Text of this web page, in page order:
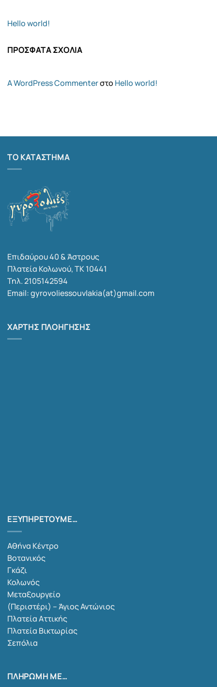
Hello world!
ΠΡΌΣΦΑΤΑ ΣΧΌΛΙΑ
A WordPress Commenterστο Hello world!
ΤΟ ΚΑΤΆΣΤΗΜΑ
Επιδαύρου 40 & Άστρους
Πλατεία Κολωνού, ΤΚ 10441
Τηλ. 2105142594
Email: gyrovoliessouvlakia(at)gmail.com
ΧΆΡΤΗΣ ΠΛΟΉΓΗΣΗΣ
ΕΞΥΠΗΡΕΤΟΎΜΕ…
Αθήνα Κέντρο
Βοτανικός
Γκάζι
Κολωνός
Μεταξουργείο
(Περιστέρι) – Άγιος Αντώνιος
Πλατεία Αττικής
Πλατεία Βικτωρίας
Σεπόλια
ΠΛΗΡΩΜΉ ΜΕ…